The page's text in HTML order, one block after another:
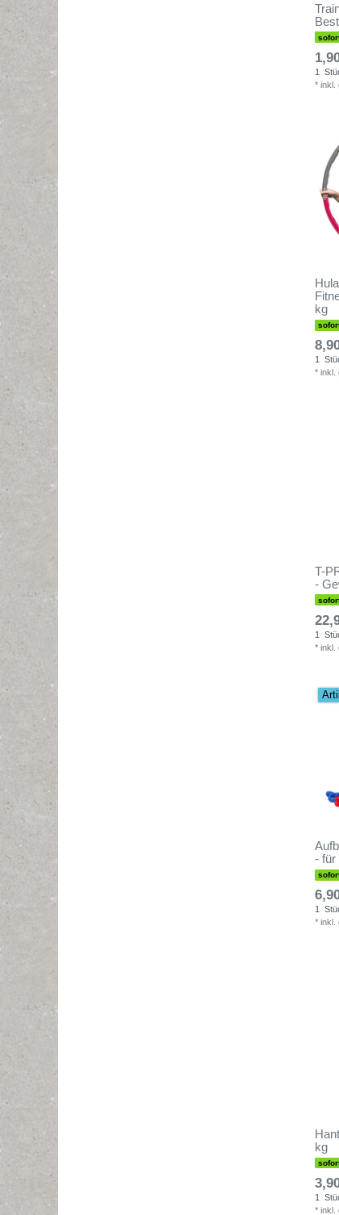
1
* inkl.
kg
1
* inkl.
T-
-
1
* inkl.
- für
1
* inkl.
kg
1
* inkl.